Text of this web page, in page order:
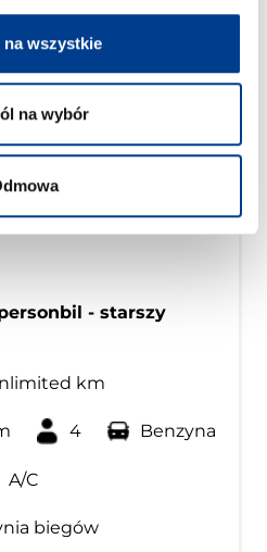
na wszystkie
na wybór
- starszy
km
4 Benzyna
A/C
biegów